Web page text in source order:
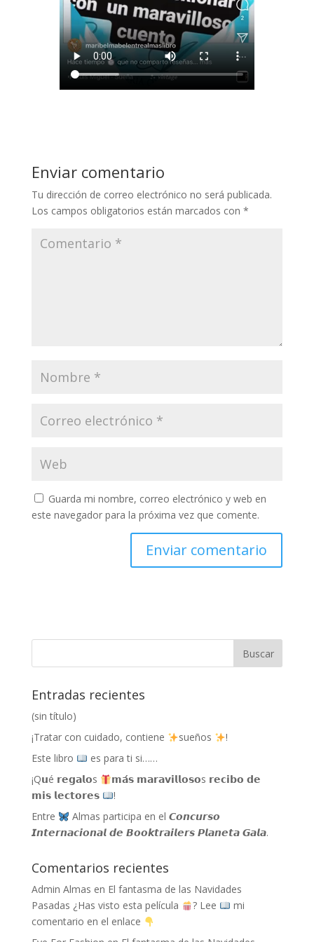
Enviar comentario
Tu dirección de correo electrónico no será publicada.
Los campos obligatorios están marcados con *
Guarda mi nombre, correo electrónico y web en
este navegador para la próxima vez que comente.
Entradas recientes
(sin título)
¡Tratar con cuidado, contiene
sueños
!
Este libro
es para ti si……
¡Q𝘂é 𝗿𝗲𝗴𝗮𝗹𝗼s
𝗺𝗮́𝘀 𝗺𝗮𝗿𝗮𝘃𝗶𝗹𝗹𝗼𝘀𝗼s 𝗿𝗲𝗰𝗶𝗯𝗼 𝗱𝗲
𝗺𝗶𝘀 𝗹𝗲𝗰𝘁𝗼𝗿𝗲𝘀
!
Entre
Almas participa en el 𝘾𝙤𝙣𝙘𝙪𝙧𝙨𝙤
𝙄𝙣𝙩𝙚𝙧𝙣𝙖𝙘𝙞𝙤𝙣𝙖𝙡 𝙙𝙚 𝘽𝙤𝙤𝙠𝙩𝙧𝙖𝙞𝙡𝙚𝙧𝙨 𝙋𝙡𝙖𝙣𝙚𝙩𝙖 𝙂𝙖𝙡𝙖.
Comentarios recientes
Admin Almas en El fantasma de las Navidades
Pasadas ¿Has visto esta película
? Lee
mi
comentario en el enlace